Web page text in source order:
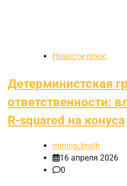
Новости плюс
Детерминистская
ответственности:
R-squared на конуса
mining_broth
16 апреля 2026
0